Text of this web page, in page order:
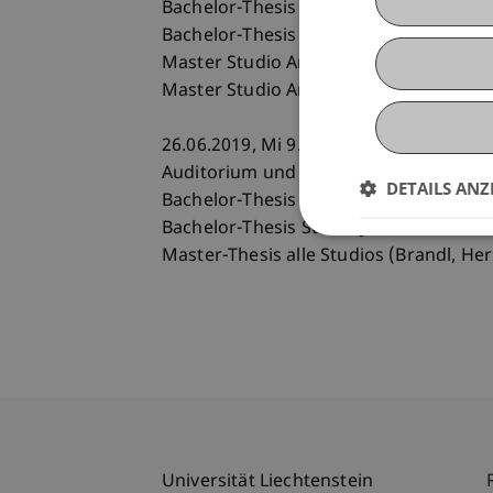
Bachelor-Thesis Studio Hugo Dworzak
Bachelor-Thesis Studio Corinna Menn
Master Studio Anne Brandl
Master Studio Anna Heringer
26.06.2019, Mi 9.00 - ca. 17.30 Uhr
Auditorium und Atelier, Universität
Bachelor-Thesis Studio Erich Strolz
Bachelor-Thesis Studio Julia Kick
Master-Thesis alle Studios (Brandl,
Universität Liechtenstein
DETAILS